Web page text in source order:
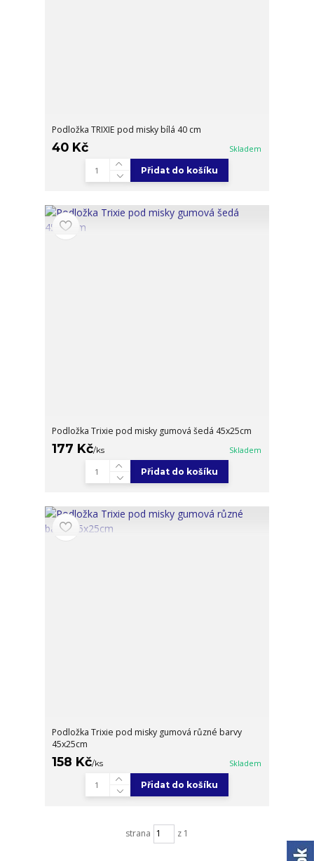
Podložka TRIXIE pod misky bílá 40 cm
40 Kč Skladem
Přidat do košíku
Podložka Trixie pod misky gumová šedá 45x25cm
177 Kč/ks Skladem
Přidat do košíku
Podložka Trixie pod misky gumová různé barvy
45x25cm
158 Kč/ks Skladem
Přidat do košíku
strana z 1